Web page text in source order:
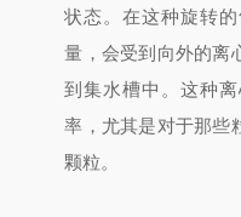
状态。在这种旋转
量，会受到向外的离
到集水槽中。这种
率，尤其是对于那些
颗粒。